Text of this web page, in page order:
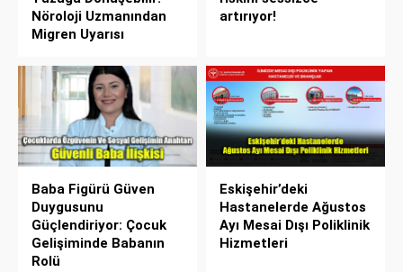
Nöroloji Uzmanından
Migren Uyarısı
artırıyor!
Baba Figürü Güven
Duygusunu
Güçlendiriyor: Çocuk
Gelişiminde Babanın
Rolü
Eskişehir’deki
Hastanelerde Ağustos
Ayı Mesai Dışı Poliklinik
Hizmetleri